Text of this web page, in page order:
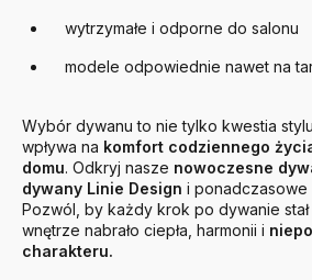
wytrzymałe i odporne do salonu
modele odpowiednie nawet na
Wybór dywanu to nie tylko kwestia
wpływa na komfort codziennego
domu. Odkryj nasze nowoczesne
dywany Linie Design i ponadczasowe
Pozwól, by każdy krok po dywanie
wnętrze nabrało ciepła, harmonii i
charakteru.